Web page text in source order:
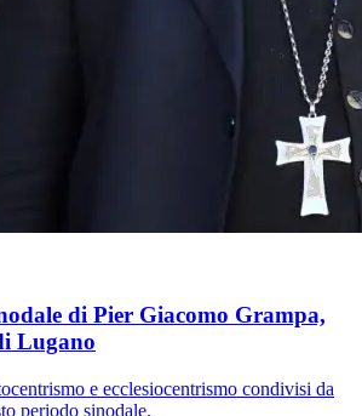
di Pier Giacomo Grampa,
Lugano
e ecclesiocentrismo condivisi da
periodo sinodale.